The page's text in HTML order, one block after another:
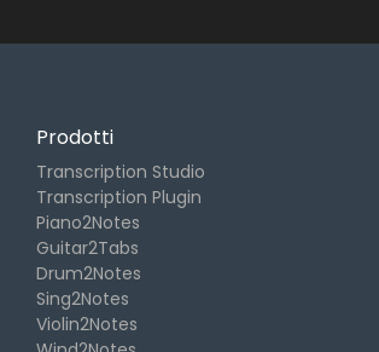
Prodotti
Transcription Studio
Transcription Plugin
Piano2Notes
Guitar2Tabs
Drum2Notes
Sing2Notes
Violin2Notes